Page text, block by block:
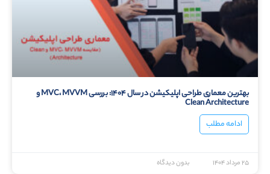
بهترین معماری طراحی اپلیکیشن در سال ۱۴۰۴: بررسی MVC، MVVM و
Clean Architecture
ادامه مطلب
۲۵ مرداد ۱۴۰۴ بدون دیدگاه